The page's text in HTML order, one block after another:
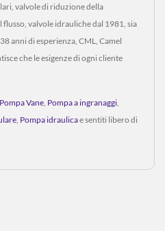
valvole di riduzione della
valvole idrauliche dal 1981, sia
anni di esperienza, CML, Camel
che le esigenze di ogni cliente
Pompa Vane Pompa a ingranaggi
Pompa idraulicae sentiti libero di